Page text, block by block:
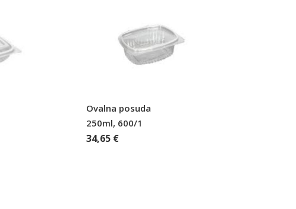
Ovalna posuda
250ml, 600/1
34,65 €